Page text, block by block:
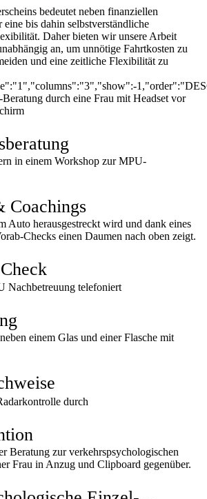
bedeutet neben finanziellen
bis dahin selbstverständliche
Daher bieten wir unsere Arbeit
an, um unnötige Fahrtkosten zu
und eine zeitliche Flexibilität zu
Coachings